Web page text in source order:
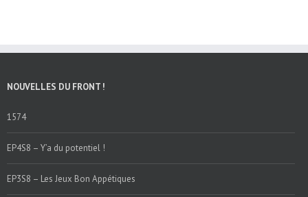
NOUVELLES DU FRONT !
1574
EP4S8 – Y’a du potentiel !
EP3S8 – Les Jeux Bon Appétiques